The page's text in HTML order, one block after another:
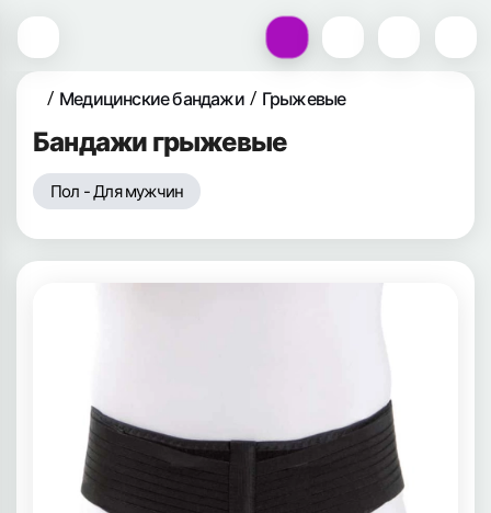
Медицинские бандажи Грыжевые
Бандажи грыжевые
Пол - Для мужчин